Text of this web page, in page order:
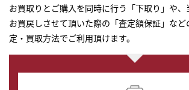
お買取りとご購入を同時に行う「下取り」や
お買戻しさせて頂いた際の「査定額保証」な
定・買取方法でご利用頂けます。